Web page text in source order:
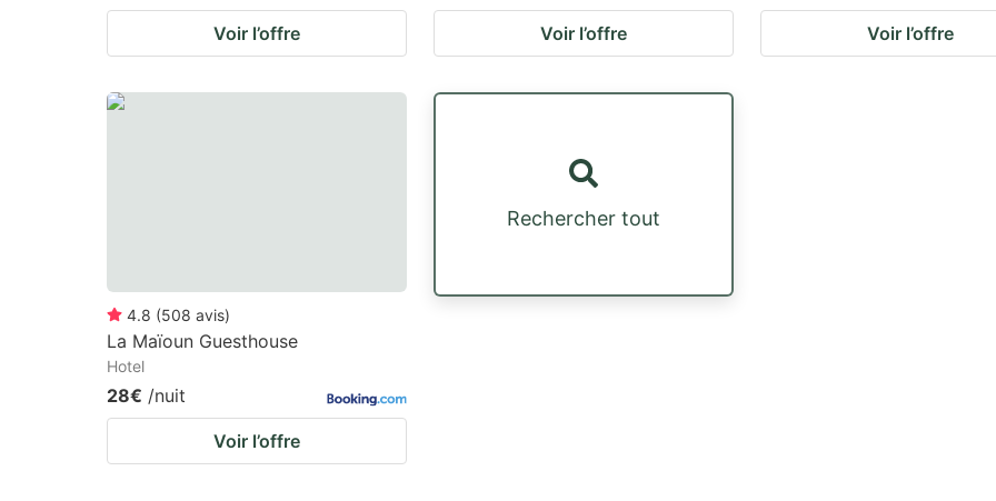
Voir l’offre Voir l’offre Voir l’offre
4.8 (508 avis)
La Maïoun Guesthouse
Hotel
28€ /nuit
Voir l’offre
Rechercher tout